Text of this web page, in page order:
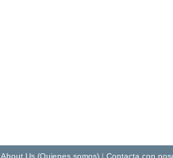
About Us (Quienes somos) | Contacta con